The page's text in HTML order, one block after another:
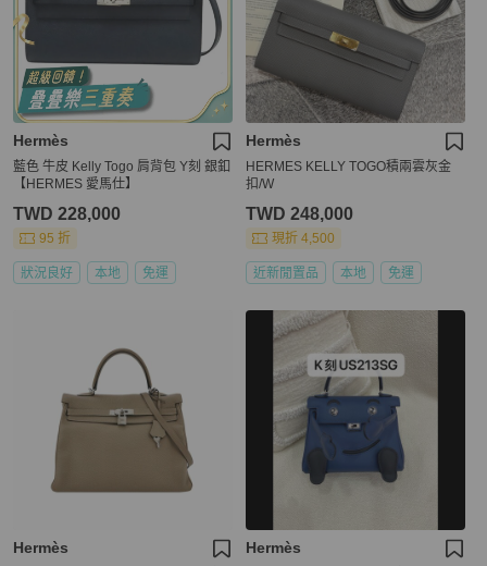
Hermès
藍色 牛皮 Kelly Togo 肩背包 Y刻 銀釦
【HERMES 愛馬仕】
TWD 228,000
95 折
狀況良好 本地 免運
Hermès
HERMES KELLY TOGO積兩雲灰金
扣/W
TWD 248,000
現折 4,500
近新閒置品 本地 免運
Hermès Hermès